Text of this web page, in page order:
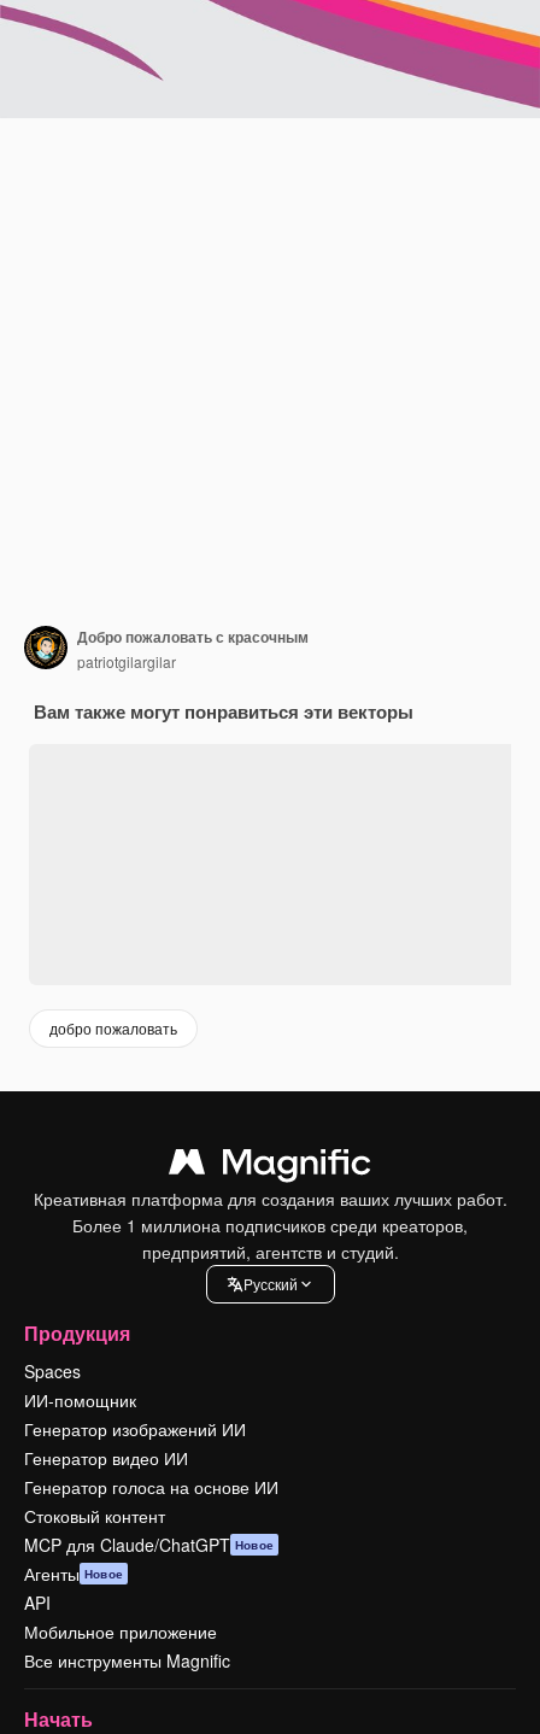
Добро пожаловать с красочным
patriotgilargilar
Вам также могут понравиться эти векторы
добро пожаловать
Креативная платформа для создания ваших лучших работ.
Более 1 миллиона подписчиков среди креаторов,
предприятий, агентств и студий.
Pусский
Продукция
Spaces
ИИ-помощник
Генератор изображений ИИ
Генератор видео ИИ
Генератор голоса на основе ИИ
Стоковый контент
MCP для Claude/ChatGPT Новое
Агенты Новое
API
Мобильное приложение
Все инструменты Magnific
Начать